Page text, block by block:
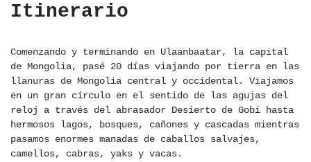
Itinerario
Comenzando y terminando en Ulaanbaatar, la capital
de Mongolia, pasé 20 días viajando por tierra en las
llanuras de Mongolia central y occidental. Viajamos
en un gran círculo en el sentido de las agujas del
reloj a través del abrasador Desierto de Gobi hasta
hermosos lagos, bosques, cañones y cascadas mientras
pasamos enormes manadas de caballos salvajes,
camellos, cabras, yaks y vacas.